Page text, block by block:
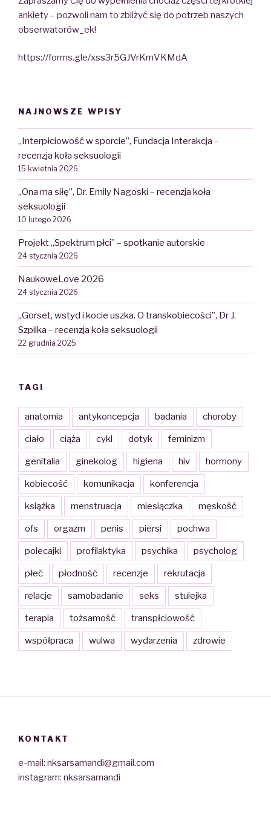
ankiety – pozwoli nam to zbliżyć się do potrzeb naszych
obserwatorów_ek!
https://forms.gle/xss3r5GJVrKmVKMdA
NAJNOWSZE WPISY
„Interpłciowość w sporcie”, Fundacja Interakcja –
recenzja koła seksuologii
15 kwietnia 2026
„Ona ma siłę”, Dr. Emily Nagoski – recenzja koła
seksuologii
10 lutego 2026
Projekt „Spektrum płci” – spotkanie autorskie
24 stycznia 2026
NaukoweLove 2026
24 stycznia 2026
„Gorset, wstyd i kocie uszka. O transkobiecości”, Dr J.
Szpilka – recenzja koła seksuologii
22 grudnia 2025
TAGI
anatomia antykoncepcja badania choroby
ciało ciąża cykl dotyk feminizm
genitalia ginekolog higiena hiv hormony
kobiecość komunikacja konferencja
książka menstruacja miesiączka męskość
ofs orgazm penis piersi pochwa
polecajki profilaktyka psychika psycholog
płeć płodność recenzje rekrutacja
relacje samobadanie seks stulejka
terapia tożsamość transpłciowość
współpraca wulwa wydarzenia zdrowie
KONTAKT
e-mail: nksarsamandi@gmail.com
instagram: nksarsamandi